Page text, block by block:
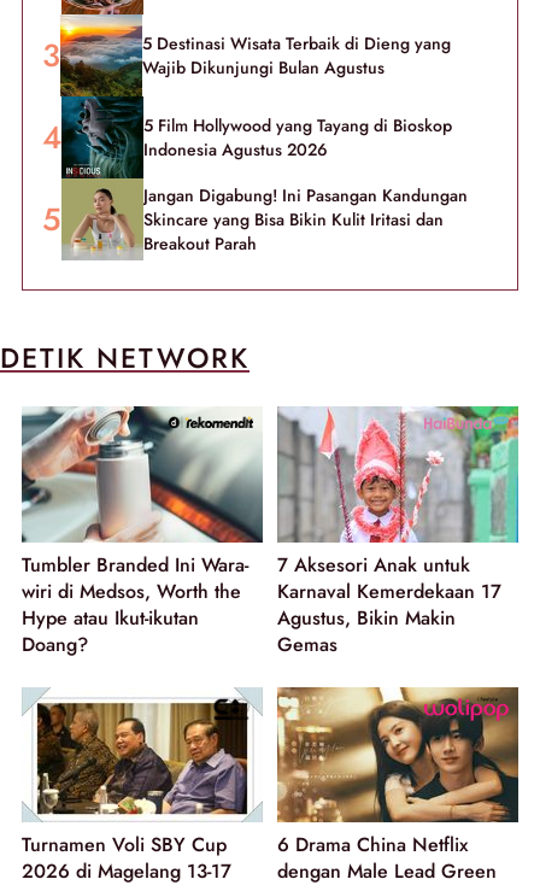
5 Destinasi Wisata Terbaik di Dieng yang
Wajib Dikunjungi Bulan Agustus
5 Film Hollywood yang Tayang di Bioskop
Indonesia Agustus 2026
Jangan Digabung! Ini Pasangan Kandungan
Skincare yang Bisa Bikin Kulit Iritasi dan
Breakout Parah
DETIK NETWORK
Tumbler Branded Ini Wara-
wiri di Medsos, Worth the
Hype atau Ikut-ikutan
Doang?
7 Aksesori Anak untuk
Karnaval Kemerdekaan 17
Agustus, Bikin Makin
Gemas
Turnamen Voli SBY Cup
2026 di Magelang 13-17
6 Drama China Netflix
dengan Male Lead Green